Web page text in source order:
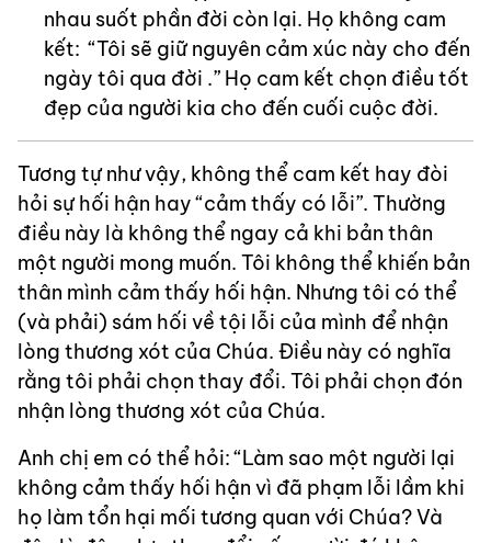
nhau suốt phần đời còn lại. Họ không cam
kết: “Tôi sẽ giữ nguyên cảm xúc này cho đến
ngày tôi qua đời .” Họ cam kết chọn điều tốt
đẹp của người kia cho đến cuối cuộc đời.
Tương tự như vậy, không thể cam kết hay đòi
hỏi sự hối hận hay “cảm thấy có lỗi”. Thường
điều này là không thể ngay cả khi bản thân
một người mong muốn. Tôi không thể khiến bản
thân mình cảm thấy hối hận. Nhưng tôi có thể
(và phải) sám hối về tội lỗi của mình để nhận
lòng thương xót của Chúa. Điều này có nghĩa
rằng tôi phải chọn thay đổi. Tôi phải chọn đón
nhận lòng thương xót của Chúa.
Anh chị em có thể hỏi: “Làm sao một người lại
không cảm thấy hối hận vì đã phạm lỗi lầm khi
họ làm tổn hại mối tương quan với Chúa? Và